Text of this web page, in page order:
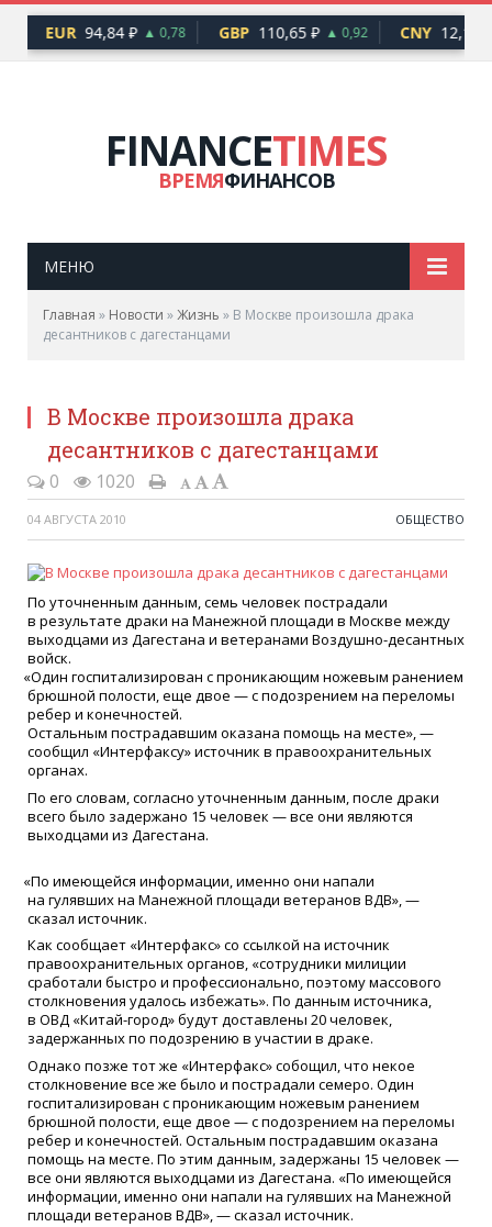
EUR 94,84 ₽ ▲ 0,78 GBP 110,65 ₽ ▲ 0,92 CNY 12,17 ₽
FINANCETIMES
ВРЕМЯФИНАНСОВ
МЕНЮ
Главная » Новости »Жизнь » В Москве произошла драка
десантников с дагестанцами
В Москве произошла драка
десантников с дагестанцами
0 1020
04 АВГУСТА 2010 ОБЩЕСТВО
По уточненным данным, семь человек пострадали
в результате драки на Манежной площади в Москве между
выходцами из Дагестана и ветеранами Воздушно-десантных
войск.
«Один госпитализирован с проникающим ножевым ранением
брюшной полости, еще двое — с подозрением на переломы
ребер и конечностей.
Остальным пострадавшим оказана помощь на месте», —
сообщил «Интерфаксу» источник в правоохранительных
органах.
По его словам, согласно уточненным данным, после драки
всего было задержано 15 человек — все они являются
выходцами из Дагестана.
«По имеющейся информации, именно они напали
на гулявших на Манежной площади ветеранов ВДВ», —
сказал источник.
Как сообщает «Интерфакс» со ссылкой на источник
правоохранительных органов, «сотрудники милиции
сработали быстро и профессионально, поэтому массового
столкновения удалось избежать». По данным источника,
в ОВД «Китай-город» будут доставлены 20 человек,
задержанных по подозрению в участии в драке.
Однако позже тот же «Интерфакс» собощил, что некое
столкновение все же было и пострадали семеро. Один
госпитализирован с проникающим ножевым ранением
брюшной полости, еще двое — с подозрением на переломы
ребер и конечностей. Остальным пострадавшим оказана
помощь на месте. По этим данным, задержаны 15 человек —
все они являются выходцами из Дагестана. «По имеющейся
информации, именно они напали на гулявших на Манежной
площади ветеранов ВДВ», — сказал источник.